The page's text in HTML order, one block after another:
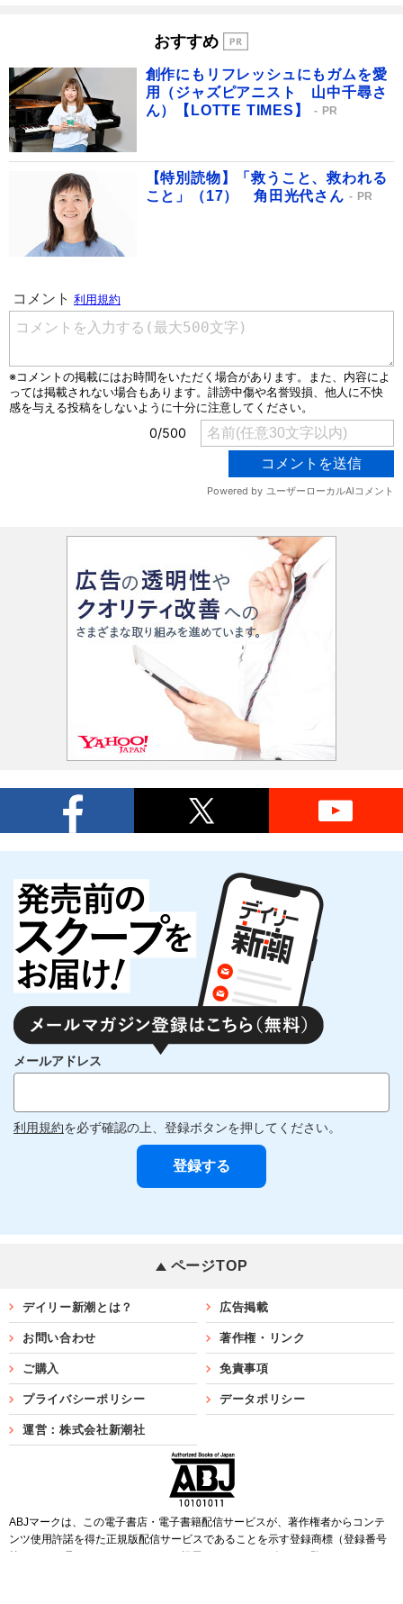
おすすめ
創作にもリフレッシュにもガムを愛
用（ジャズピアニスト 山中千尋さ
ん）【LOTTE TIMES】
PR
【特別読物】「救うこと、救われる
こと」（17） 角田光代さん
PR
メールアドレス
利用規約を必ず確認の上、登録ボタンを押してください。
ページTOP
デイリー新潮とは？ 広告掲載
お問い合わせ 著作権・リンク
ご購入 免責事項
プライバシーポリシー データポリシー
運営：株式会社新潮社
ABJマークは、この電子書店・電子書籍配信サービスが、著作権者からコンテ
ンツ使用許諾を得た正規版配信サービスであることを示す登録商標（登録番号
第6091713号）です。ABJマークを掲示しているサービスの一覧は